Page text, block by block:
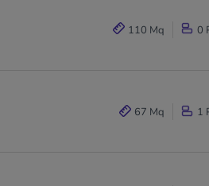
110 Mq 0
67 Mq 1